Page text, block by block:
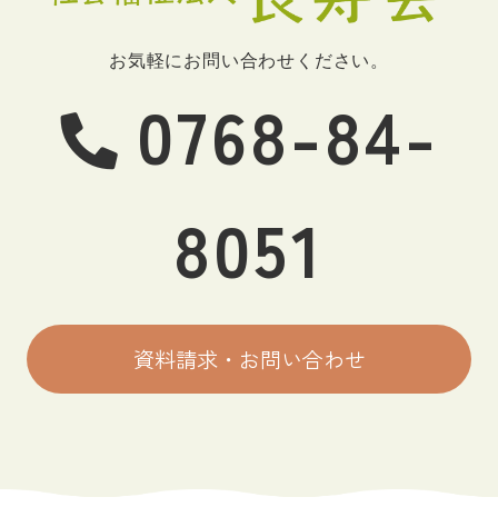
お気軽にお問い合わせください。
0768-84-
8051
資料請求・お問い合わせ